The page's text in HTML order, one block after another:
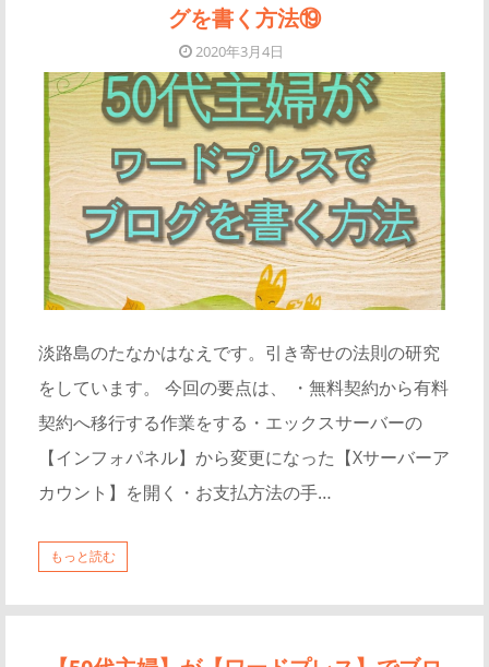
グを書く方法⑲
2020年3月4日
淡路島のたなかはなえです。引き寄せの法則の研究
をしています。 今回の要点は、 ・無料契約から有料
契約へ移行する作業をする・エックスサーバーの
【インフォパネル】から変更になった【Xサーバーア
カウント】を開く・お支払方法の手…
もっと読む